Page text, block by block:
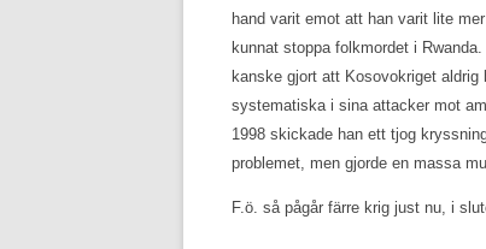
hand varit emot att han varit lite
kunnat stoppa folkmordet i
kanske gjort att Kosovokriget
systematiska i sina attacker mot
1998 skickade han ett tjog
problemet, men gjorde en massa
F.ö. så pågår färre krig just nu, i